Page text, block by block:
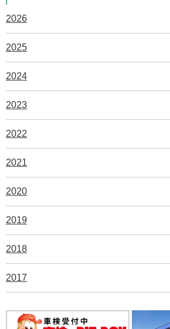
2026
2025
2024
2023
2022
2021
2020
2019
2018
2017